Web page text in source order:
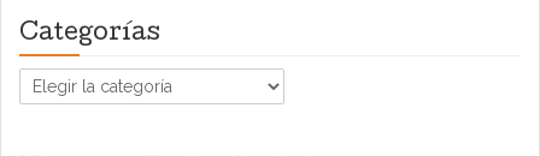
Categorías
Categorías